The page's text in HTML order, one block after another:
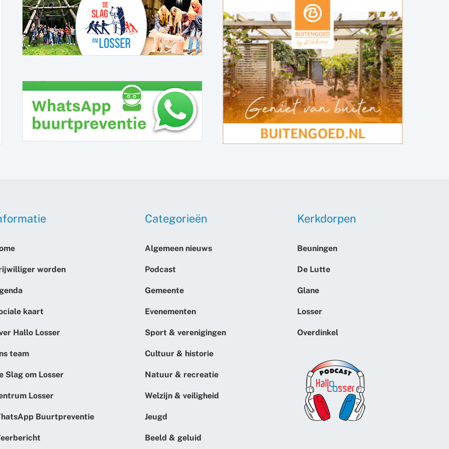
worden
kaart
Hallo Losser
team
Slag om Losser
Losser
Buurtpreventie
Categorieën
Algemeen nieuws
Podcast
Gemeente
Evenementen
Sport & verenigingen
Cultuur & historie
Natuur & recreatie
Welzijn & veiligheid
Jeugd
Beeld & geluid
Kerkdorpen
Beuningen
De Lutte
Glane
Losser
Overdinkel